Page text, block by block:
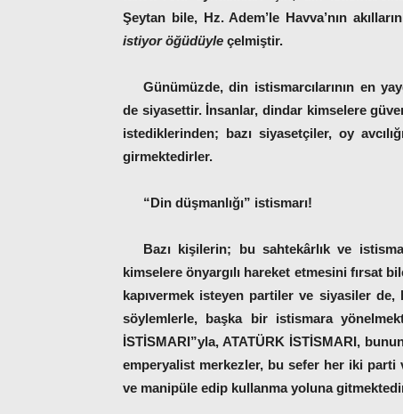
Şeytan bile, Hz. Adem’le Havva’nın
istiyor öğüdüyle çelmiştir.
Günümüzde, din istismarcılarının en
de siyasettir. İnsanlar, dindar kimselere
istediklerinden; bazı siyasetçiler, oy
girmektedirler.
“Din düşmanlığı” istismarı!
Bazı kişilerin; bu sahtekârlık ve
kimselere önyargılı hareket etmesini fırsat
kapıvermek isteyen partiler ve siyasiler de,
söylemlerle, başka bir istismara
İSTİSMARI”yla, ATATÜRK İSTİSMARI,
emperyalist merkezler, bu sefer her iki parti
ve manipüle edip kullanma yoluna